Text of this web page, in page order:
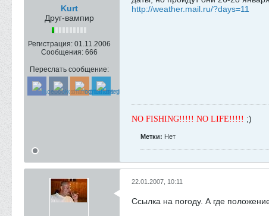
Kurt
Друг-вампир
Регистрация: 01.11.2006
Сообщения: 666
Переслать сообщение:
http://weather.mail.ru/?days=11
NO FISHING!!!!! NO LIFE!!!!! ;)
Метки: Нет
22.01.2007, 10:11
Ссылка на погоду. А где